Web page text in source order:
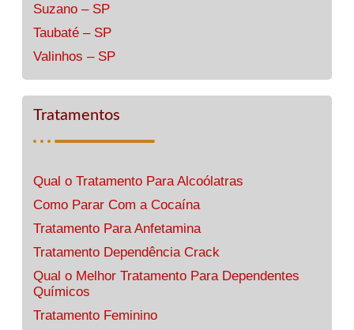
Suzano – SP
Taubaté – SP
Valinhos – SP
Tratamentos
Qual o Tratamento Para Alcoólatras
Como Parar Com a Cocaína
Tratamento Para Anfetamina
Tratamento Dependência Crack
Qual o Melhor Tratamento Para Dependentes
Químicos
Tratamento Feminino